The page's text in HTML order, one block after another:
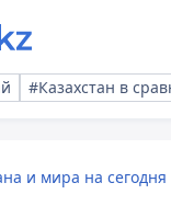
#Казахстан в
и мира на сегодня